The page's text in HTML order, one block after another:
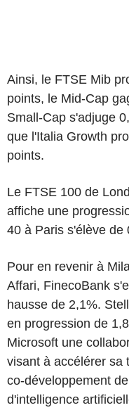
Ainsi, le FTSE Mib
points, le Mid-Cap
Small-Cap s'adjuge
que l'Italia Growth
points.
Le FTSE 100 de
affiche une
40 à Paris s'élève de
Pour en revenir à
Affari, FinecoBank
hausse de 2,1%.
en progression de
Microsoft une
visant à accélérer sa
co-développement
d'intelligence